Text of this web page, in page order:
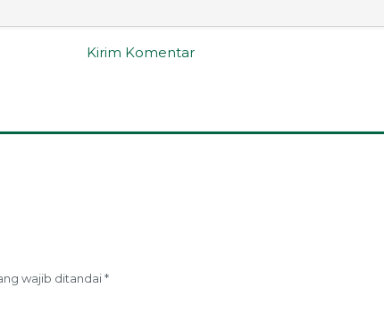
wajib ditandai*